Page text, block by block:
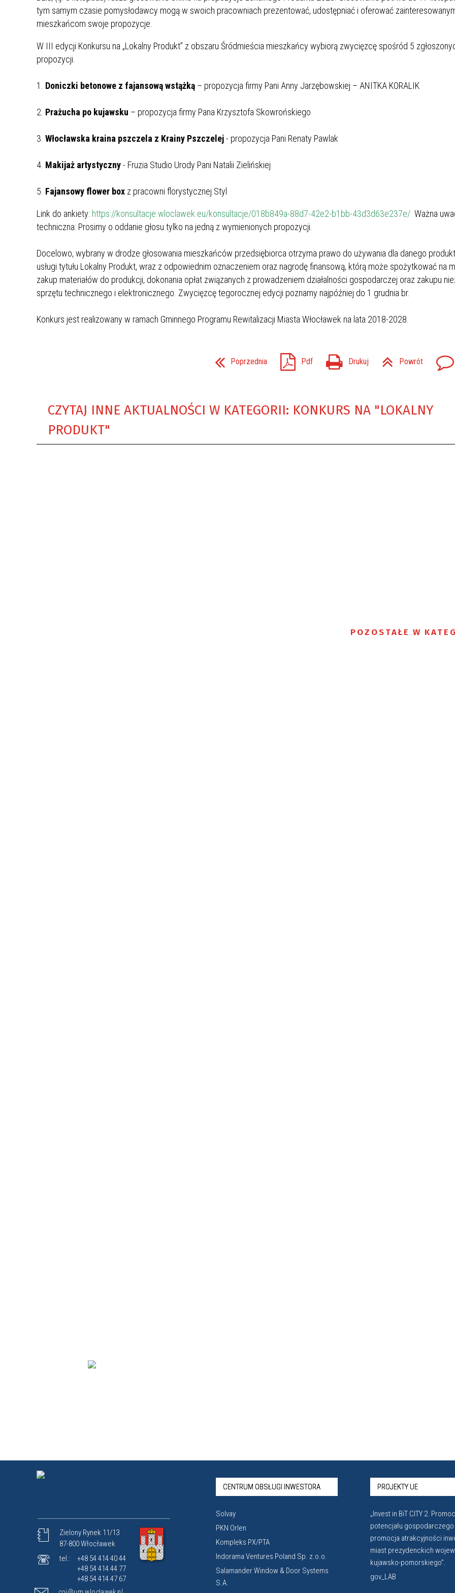
ARP_POŻYCZKA ANTYINFLACYJNA
GRUNTOWEJ, STANOWIĄCEJ
WŁASNOŚĆ SKARBU PAŃSTWA,
POŁOŻONEJ WE WŁOCŁAWKU PRZY UL.
DUNINOWSKIEJ, OZNACZONEJ JAKO
DZIAŁKA EWIDENCYJNA NR 26/2
(WŁOCŁAWEK KM 93) O POW. 0,0835
HA.
tym samym czasie pomysłodawcy mogą w swoich pracowniach prezentować, udostępniać i oferować
mieszkańcom swoje propozycje.
W III edycji Konkursu na „Lokalny Produkt” z obszaru Śródmieścia mieszkańcy wybiorą zwycięzcę spośród 5
propozycji.
1. Doniczki betonowe z fajansową wstążką – propozycja firmy Pani Anny Jarzębowskiej – ANITKA KORALIK
2. Prażucha po kujawsku – propozycja firmy Pana Krzysztofa Skowrońskiego
3. Włocławska kraina pszczela z Krainy Pszczelej- propozycja Pani Renaty Pawlak
4. Makijaż artystyczny- Fruzia Studio Urody Pani Natalii Zielińskiej
5. Fajansowy flower box z pracowni florystycznej Styl
Link do ankiety: https://konsultacje.wloclawek.eu/konsultacje/018b849a-88d7-42e2-b1bb-43d3d63e237e/ Ważna
techniczna: Prosimy o oddanie głosu tylko na jedną z wymienionych propozycji.
Docelowo, wybrany w drodze głosowania mieszkańców przedsiębiorca otrzyma prawo do używania dla danego
usługi tytułu Lokalny Produkt, wraz z odpowiednim oznaczeniem oraz nagrodę finansową, którą może spożytkować na
zakup materiałów do produkcji, dokonania opłat związanych z prowadzeniem działalności gospodarczej oraz zakupu
sprzętu technicznego i elektronicznego. Zwycięzcę tegorocznej edycji poznamy najpóźniej do 1 grudnia br.
Konkurs jest realizowany w ramach Gminnego Programu Rewitalizacji Miasta Włocławek na lata 2018-2028.
Poprzednia Pdf Drukuj Powrót
CZYTAJ INNE AKTUALNOŚCI W KATEGORII: KONKURS NA "LOKALNY
PRODUKT"
POZOSTAŁE W
Zielony Rynek 11/13
87-800 Włocławek
tel.:
+48 54 414 40 44
+48 54 414 44 77
+48 54 414 47 67
CENTRUM OBSŁUGI INWESTORA
Solvay
PKN Orlen
Kompleks PX/PTA
Indorama Ventures Poland Sp. z.o.o.
Salamander Window & Door Systems
S.A.
PROJEKTY UE
„Invest in BiT CITY 2.
potencjału
promocja atrakcyjności
miast prezydenckich
kujawsko-pomorskiego”.
gov_LAB